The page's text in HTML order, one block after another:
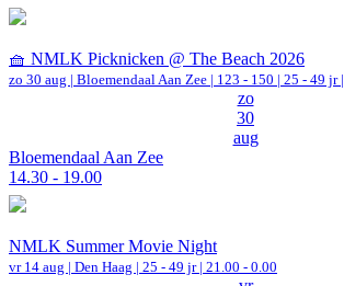
🧺 NMLK Picknicken @ The Beach 2026
zo 30 aug | Bloemendaal Aan Zee | 123 - 150 | 25 - 49 jr |
zo
30
aug
Bloemendaal Aan Zee
14.30 - 19.00
NMLK Summer Movie Night
vr 14 aug | Den Haag | 25 - 49 jr | 21.00 - 0.00